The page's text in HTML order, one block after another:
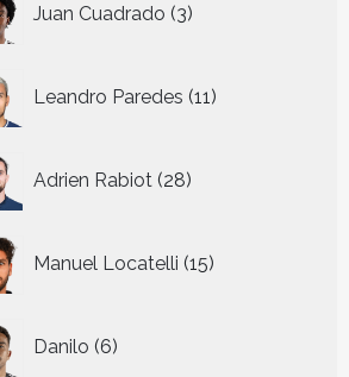
Juan Cuadrado 3
producten
Leandro Paredes 11
producten
Adrien Rabiot 28
producten
Manuel Locatelli 15
producten
Danilo 6
producten